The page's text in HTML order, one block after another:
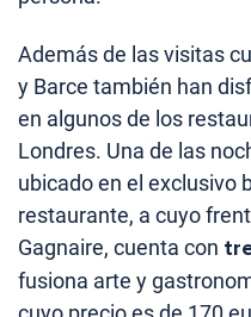
Además de las visitas
y Barce también han
en algunos de los
Londres. Una de las
ubicado en el exclusivo
restaurante, a cuyo
Gagnaire, cuenta con
fusiona arte y